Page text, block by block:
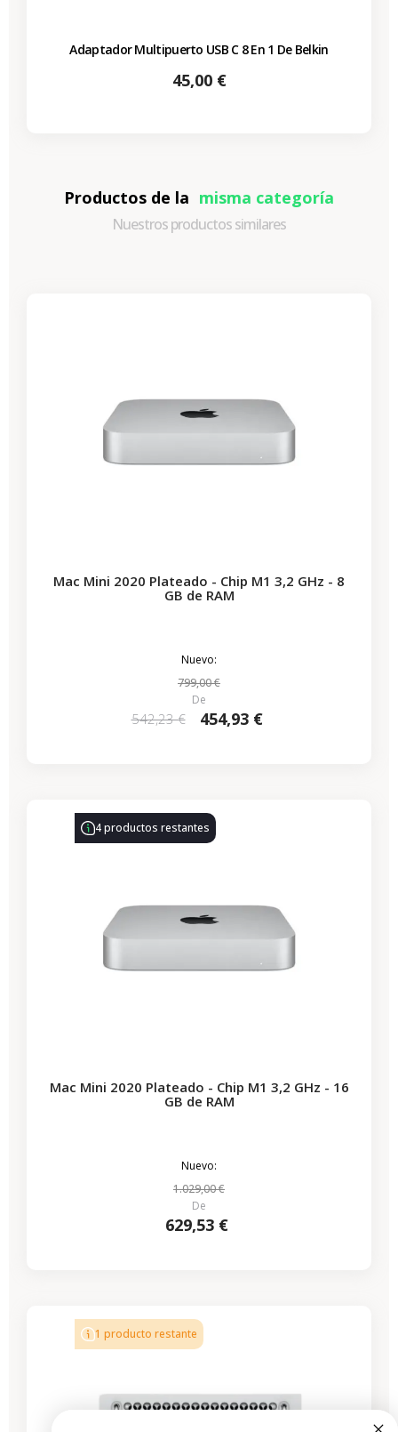
Adaptador Multipuerto USB C 8 En 1 De Belkin
Precio
45,00 €
Productos de la misma categoría
Nuestros productos similares
Mac Mini 2020 Plateado - Chip M1 3,2 GHz - 8
GB de RAM
Nuevo:
799,00 €
De
542,23 € 454,93 €
4 productos restantes
Mac Mini 2020 Plateado - Chip M1 3,2 GHz - 16
GB de RAM
Nuevo:
1.029,00 €
De
629,53 €
1 producto restante